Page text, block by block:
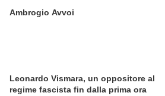
Ambrogio Avvoi
Leonardo Vismara, un oppositore al
regime fascista fin dalla prima ora